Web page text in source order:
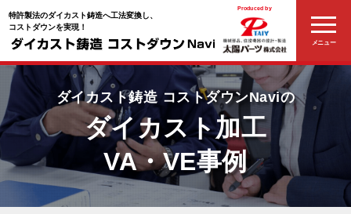
特許製法のダイカスト鋳造へ工法変換し、
コストダウンを実現！
Produced by
メニュー
ダイカスト鋳造 コストダウンNaviの
ダイカスト加工
VA・VE事例